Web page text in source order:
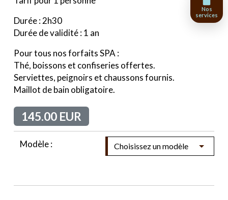
Durée : 2h30
Durée de validité : 1 an
Pour tous nos forfaits SPA :
Thé, boissons et confiseries offertes.
Serviettes, peignoirs et chaussons fournis.
Maillot de bain obligatoire.
145.00 EUR
Modèle :
Nos
services